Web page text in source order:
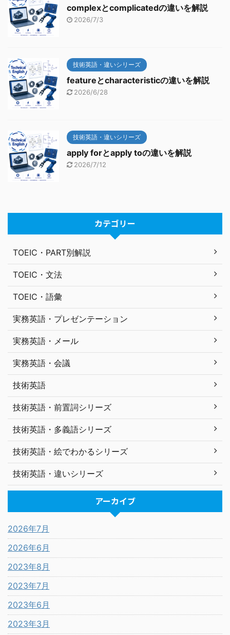
complexとcomplicatedの違いを解説
2026/7/3
技術英語・違いシリーズ
featureとcharacteristicの違いを解説
2026/6/28
技術英語・違いシリーズ
apply forとapply toの違いを解説
2026/7/12
カテゴリー
TOEIC・PART別解説
TOEIC・文法
TOEIC・語彙
実務英語・プレゼンテーション
実務英語・メール
実務英語・会議
技術英語
技術英語・前置詞シリーズ
技術英語・多義語シリーズ
技術英語・絵でわかるシリーズ
技術英語・違いシリーズ
アーカイブ
2026年7月
2026年6月
2023年8月
2023年7月
2023年6月
2023年3月